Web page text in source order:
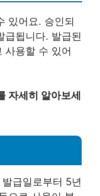
있어요. 승인되
급됩니다. 발급된
사용할 수 있어
자세히 알아보세
급일로부터 5년